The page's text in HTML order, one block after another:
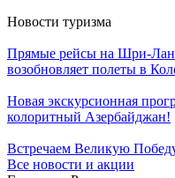
Новости туризма
Прямые рейсы на Шри-
возобновляет полеты в
Новая экскурсионная
колоритный Азербайджан!
Встречаем Великую
Все новости и акции